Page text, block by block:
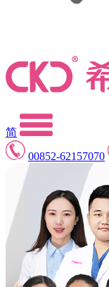
简
00852-62157070